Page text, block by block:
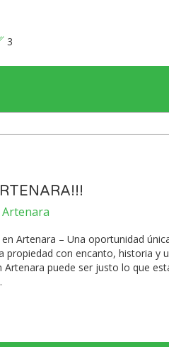
3
Artenara
Artenara – Una oportunidad
propiedad con encanto, historia y
Artenara puede ser justo lo que